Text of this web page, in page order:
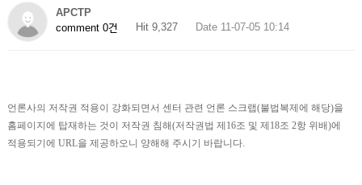
APCTP
comment 0건
Hit 9,327 Date 11-07-05 10:14
언론사의 저작권 적용이 강화되면서 센터 관련 언론 스크랩(불법복제에 해당)을
홈페이지에 탑재하는 것이 저작권 침해(저작권법 제16조 및 제18조 2항 위배)에
적용되기에 URL을 제공하오니 양해해 주시기 바랍니다.